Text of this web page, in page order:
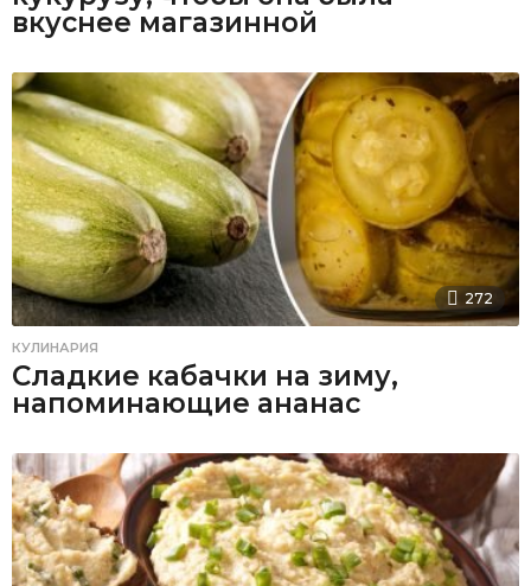
вкуснее магазинной
272
КУЛИНАРИЯ
Сладкие кабачки на зиму,
напоминающие ананас